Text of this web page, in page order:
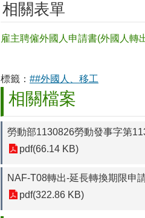
相關表單
雇主聘僱外國人申請書(外國人轉
標籤： ##外國人、移工
相關檔案
勞動部1130826勞動發事字第
pdf(66.14 KB)
NAF-T08轉出-延長轉換期限申
pdf(322.86 KB)